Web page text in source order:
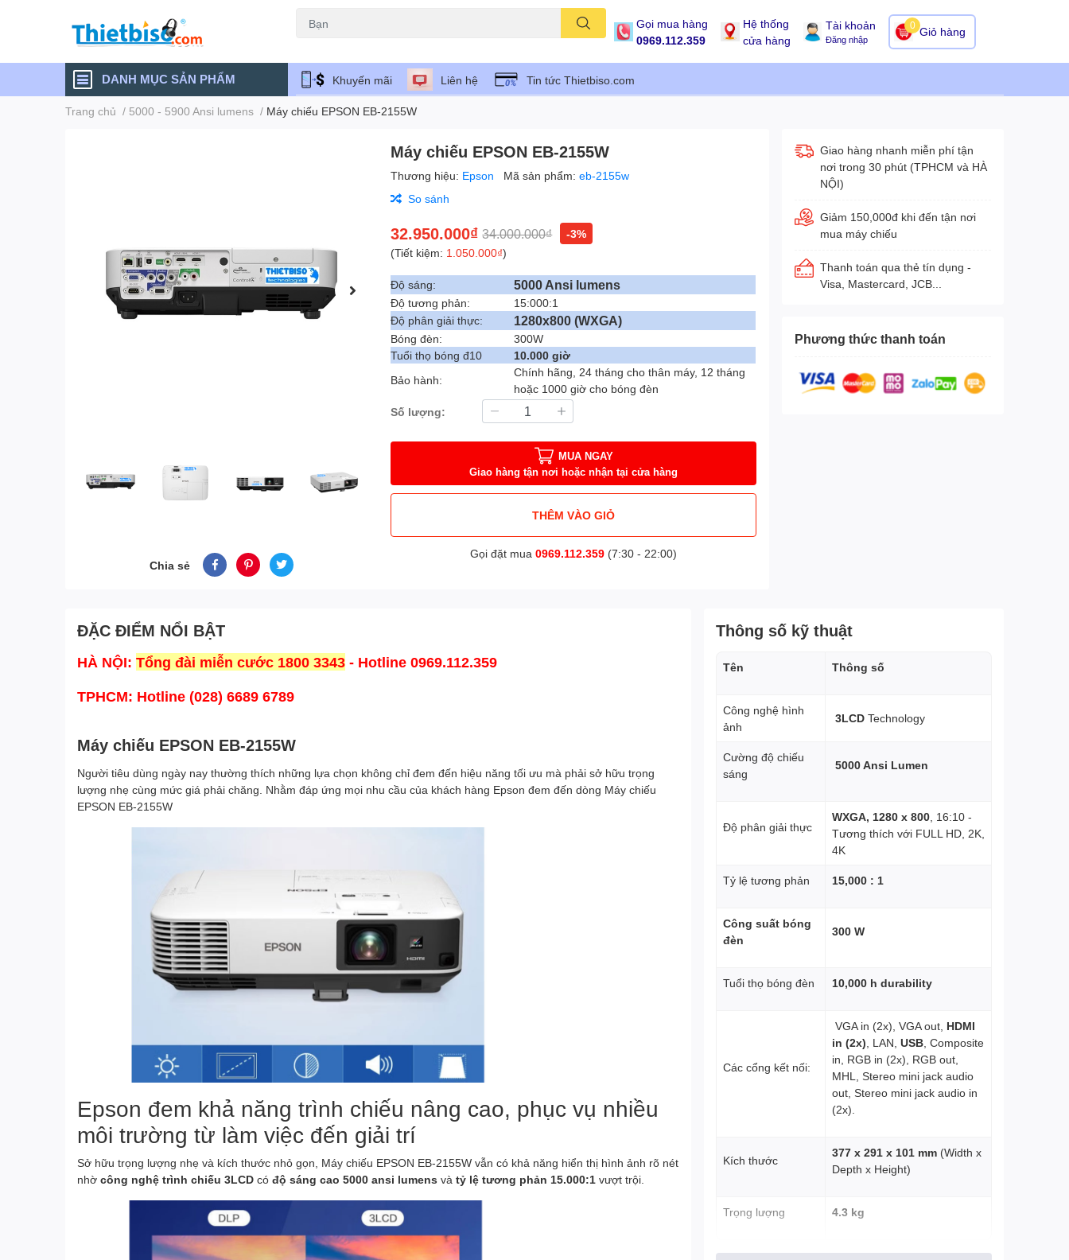
Gọi mua hàng
0969.112.359
Hệ thống
cửa hàng
Tài khoản
Đăng nhập
Giỏ hàng
0
DANH MỤC SẢN PHẨM Khuyến mãi Liên hệ Tin tức Thietbiso.com
Trang chủ / 5000 - 5900 Ansi lumens / Máy chiếu EPSON EB-2155W
Chia sẻ
Máy chiếu EPSON EB-2155W
Thương hiệu: Epson Mã sản phẩm:eb-2155w
So sánh
32.950.000₫ 34.000.000₫
-3%
(Tiết kiệm: 1.050.000₫)
Độ sáng: 5000 Ansi lumens
Độ tương phản:
15:000:1
Độ phân giải thực:
1280x800 (WXGA)
Bóng đèn:
300W
Tuổi thọ bóng đ10
10.000 giờ
Bảo hành:
Chính hãng, 24 tháng cho thân máy, 12 tháng
hoặc 1000 giờ cho bóng đèn
Số lượng:
MUA NGAY
Giao hàng tận nơi hoặc nhận tại cửa hàng
THÊM VÀO GIỎ
Gọi đặt mua0969.112.359 (7:30 - 22:00)
Giao hàng nhanh miễn phí tận
nơi trong 30 phút (TPHCM và HÀ
NỘI)
Giảm 150,000đ khi đến tận nơi
mua máy chiếu
Thanh toán qua thẻ tín dụng -
Visa, Mastercard, JCB...
Phương thức thanh toán
ĐẶC ĐIỂM NỔI BẬT
HÀ NỘI: Tổng đài miễn cước 1800 3343 - Hotline 0969.112.359
TPHCM: Hotline (028) 6689 6789
Máy chiếu EPSON EB-2155W
Người tiêu dùng ngày nay thường thích những lựa chọn không chỉ đem đến hiệu năng tối ưu mà phải sở hữu trọng
lượng nhẹ cùng mức giá phải chăng. Nhằm đáp ứng mọi nhu cầu của khách hàng Epson đem đến dòng Máy chiếu
EPSON EB-2155W
Epson đem khả năng trình chiếu nâng cao, phục vụ nhiều
môi trường từ làm việc đến giải trí
Sở hữu trọng lượng nhẹ và kích thước nhỏ gọn, Máy chiếu EPSON EB-2155W vẫn có khả năng hiển thị hình ảnh rõ nét
nhờ công nghệ trình chiếu 3LCD có độ sáng cao 5000 ansi lumens và tỷ lệ tương phản 15.000:1 vượt trội.
Thông số kỹ thuật
Tên Thông số
Công nghệ hình
ảnh
3LCDTechnology
Cường độ chiếu
sáng
5000 Ansi Lumen
Độ phân giải thực
WXGA, 1280 x 800, 16:10 -
Tương thích với FULL HD, 2K,
4K
Tỷ lệ tương phản 15,000 : 1
Công suất bóng
đèn
300 W
Tuổi thọ bóng đèn 10,000 h durability
Các cổng kết nối:
VGA in (2x), VGA out, HDMI
in (2x) , LAN, USB, Composite
in, RGB in (2x), RGB out,
MHL, Stereo mini jack audio
out, Stereo mini jack audio in
(2x).
Kích thước
377‎ x 291 x 101 mm(Width x
Depth x Height)
Trọng lượng 4.3 kg